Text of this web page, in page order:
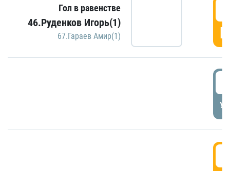
Гол в равенстве
46.Руденков Игорь(1)
67.Гараев Амир(1)